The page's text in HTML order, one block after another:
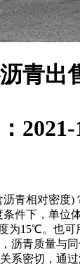
青出
2021-
青相对密度)
条件下，单位
为15℃。也
沥青质量与
系密切，通